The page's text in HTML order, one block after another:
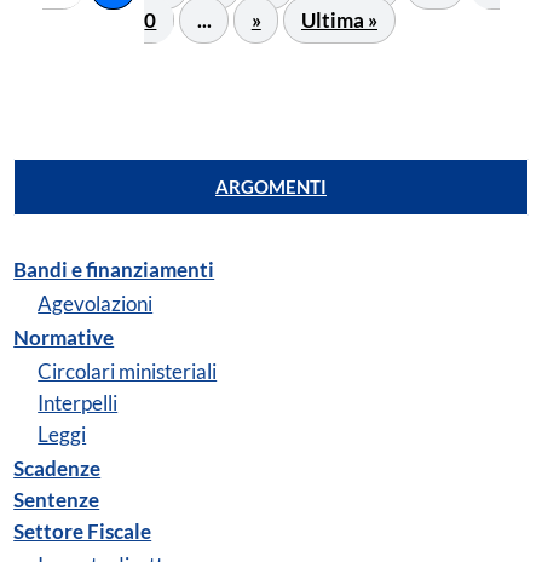
0
... » Ultima »
ARGOMENTI
Bandi e finanziamenti
Agevolazioni
Normative
Circolari ministeriali
Interpelli
Leggi
Scadenze
Sentenze
Settore Fiscale